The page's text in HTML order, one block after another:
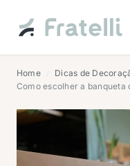
Home Dicas de
Como escolher a banqueta